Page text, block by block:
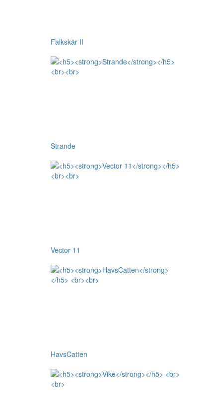
Falkskär II
Strande
Vector 11
HavsCatten